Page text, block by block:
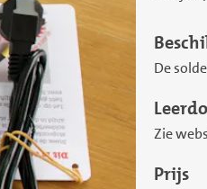
De
Zie
Prijs